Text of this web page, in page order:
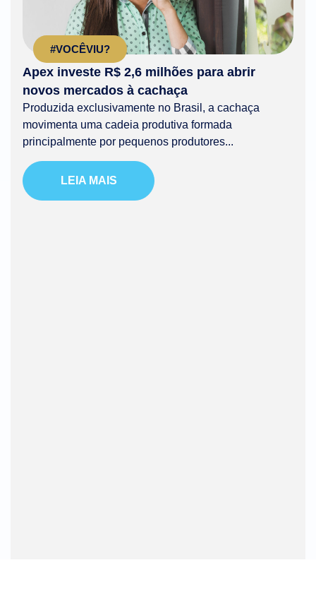
#VOCÊVIU?
Apex investe R$ 2,6 milhões para abrir
novos mercados à cachaça
Produzida exclusivamente no Brasil, a cachaça
movimenta uma cadeia produtiva formada
principalmente por pequenos produtores...
LEIA MAIS